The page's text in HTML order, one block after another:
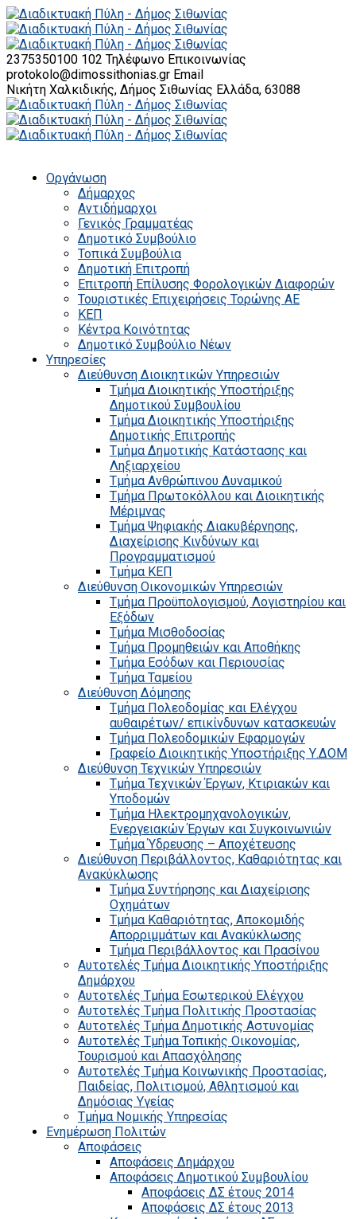
2375350100 102 Τηλέφωνο Επικοινωνίας
protokolo@dimossithonias.gr Email
Νικήτη Χαλκιδικής, Δήμος Σιθωνίας Ελλάδα, 63088
Οργάνωση
Δήμαρχος
Αντιδήμαρχοι
Γενικός Γραμματέας
Δημοτικό Συμβούλιο
Τοπικά Συμβούλια
Δημοτική Επιτροπή
Επιτροπή Επίλυσης Φορολογικών Διαφορών
Τουριστικές Επιχειρήσεις Τορώνης ΑΕ
ΚΕΠ
Κέντρα Κοινότητας
Δημοτικό Συμβούλιο Νέων
Υπηρεσίες
Διεύθυνση Διοικητικών Υπηρεσιών
Τμήμα Διοικητικής Υποστήριξης
Δημοτικού Συμβουλίου
Τμήμα Διοικητικής Υποστήριξης
Δημοτικής Επιτροπής
Τμήμα Δημοτικής Κατάστασης και
Ληξιαρχείου
Τμήμα Ανθρώπινου Δυναμικού
Τμήμα Πρωτοκόλλου και Διοικητικής
Μέριμνας
Τμήμα Ψηφιακής Διακυβέρνησης,
Διαχείρισης Κινδύνων και
Προγραμματισμού
Τμήμα ΚΕΠ
Διεύθυνση Οικονομικών Υπηρεσιών
Τμήμα Προϋπολογισμού, Λογιστηρίου και
Εξόδων
Τμήμα Μισθοδοσίας
Τμήμα Προμηθειών και Αποθήκης
Τμήμα Εσόδων και Περιουσίας
Τμήμα Ταμείου
Διεύθυνση Δόμησης
Τμήμα Πολεοδομίας και Ελέγχου
αυθαιρέτων/ επικίνδυνων κατασκευών
Τμήμα Πολεοδομικών Εφαρμογών
Γραφείο Διοικητικής Υποστήριξης Υ.ΔΟΜ
Διεύθυνση Τεχνικών Υπηρεσιών
Τμήμα Τεχνικών Έργων, Κτιριακών και
Υποδομών
Τμήμα Ηλεκτρομηχανολογικών,
Ενεργειακών Έργων και Συγκοινωνιών
Τμήμα Ύδρευσης – Αποχέτευσης
Διεύθυνση Περιβάλλοντος, Καθαριότητας και
Ανακύκλωσης
Τμήμα Συντήρησης και Διαχείρισης
Οχημάτων
Τμήμα Καθαριότητας, Αποκομιδής
Απορριμμάτων και Ανακύκλωσης
Τμήμα Περιβάλλοντος και Πρασίνου
Αυτοτελές Τμήμα Διοικητικής Υποστήριξης
Δημάρχου
Αυτοτελές Τμήμα Εσωτερικού Ελέγχου
Αυτοτελές Τμήμα Πολιτικής Προστασίας
Αυτοτελές Τμήμα Δημοτικής Αστυνομίας
Αυτοτελές Τμήμα Τοπικής Οικονομίας,
Τουρισμού και Απασχόλησης
Αυτοτελές Τμήμα Κοινωνικής Προστασίας,
Παιδείας, Πολιτισμού, Αθλητισμού και
Δημόσιας Υγείας
Τμήμα Νομικής Υπηρεσίας
Ενημέρωση Πολιτών
Αποφάσεις
Αποφάσεις Δημάρχου
Αποφάσεις Δημοτικού Συμβουλίου
Αποφάσεις ΔΣ έτους 2014
Αποφάσεις ΔΣ έτους 2013